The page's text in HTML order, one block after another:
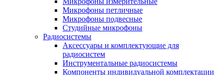
Микрофоны петличные
Микрофоны подвесные
Студийные микрофоны
Радиосистемы
Аксессуары и комплектующие для
радиосистем
Инструментальные радиосистемы
Компоненты индивидуальной комплектации